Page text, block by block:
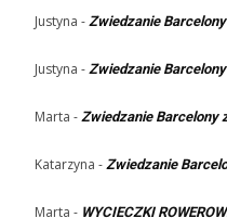
Justyna - Zwiedzanie
Justyna - Zwiedzanie
Marta - Zwiedzanie Barcelony
Katarzyna - Zwiedzanie
Marta - WYCIECZKI